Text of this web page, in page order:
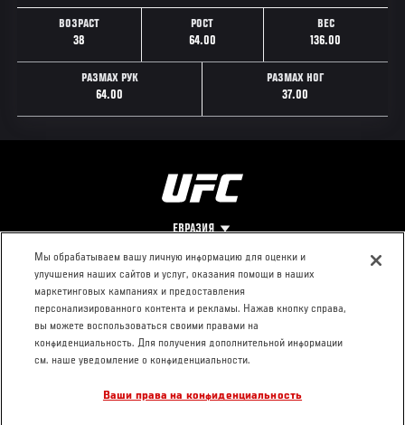
ВОЗРАСТ
38
РОСТ
64.00
ВЕС
136.00
РАЗМАХ РУК
64.00
РАЗМАХ НОГ
37.00
ЕВРАЗИЯ
Footer
О UFC
Про ММА
Социальная
ответственность
КОНТАКТЫ
Пресс-центр
Условия
использования
Мы обрабатываем вашу личную информацию для оценки и
улучшения наших сайтов и услуг, оказания помощи в наших
маркетинговых кампаниях и предоставления
персонализированного контента и рекламы. Нажав кнопку справа,
вы можете воспользоваться своими правами на
конфиденциальность. Для получения дополнительной информации
см. наше уведомление о конфиденциальности.
Ваши права на конфиденциальность